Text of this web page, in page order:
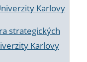
Karlovy
strategických
Karlovy